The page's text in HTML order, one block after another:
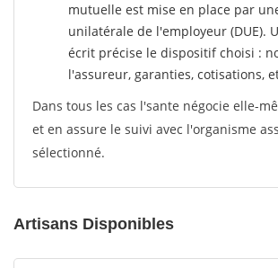
mutuelle est mise en place par
unilatérale de l'employeur (DUE).
écrit précise le dispositif choisi :
l'assureur, garanties, cotisations,
Dans tous les cas l'sante négocie elle-
et en assure le suivi avec l'organisme
sélectionné.
Artisans Disponibles